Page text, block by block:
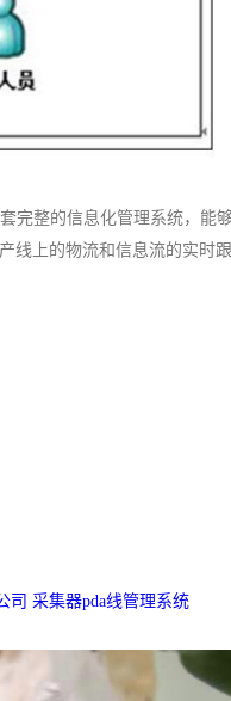
完整的信息化管理系统，能
线上的物流和信息流的实时跟
司 采集器pda线管理系统